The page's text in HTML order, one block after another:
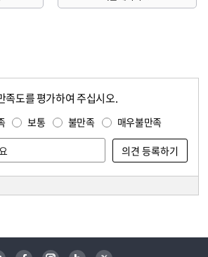
족도를 평가하여 주십시오.
보통 불만족 매우불만족
페이스북 인스타그램 블로그 트위터